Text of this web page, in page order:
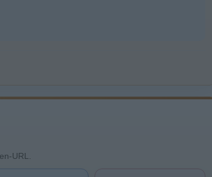
URL.